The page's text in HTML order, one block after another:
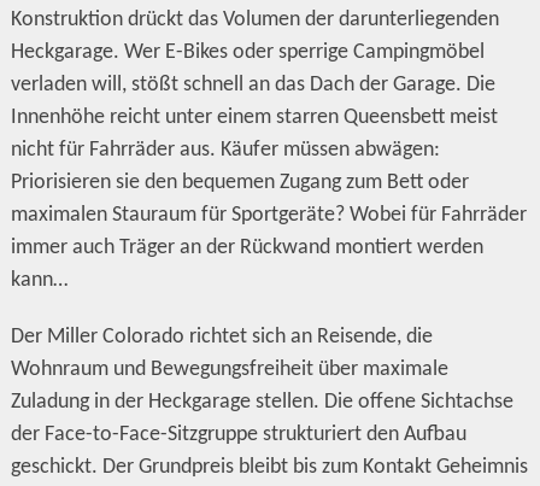
Konstruktion drückt das Volumen der darunterliegenden
Heckgarage. Wer E-Bikes oder sperrige Campingmöbel
verladen will, stößt schnell an das Dach der Garage. Die
Innenhöhe reicht unter einem starren Queensbett meist
nicht für Fahrräder aus. Käufer müssen abwägen:
Priorisieren sie den bequemen Zugang zum Bett oder
maximalen Stauraum für Sportgeräte? Wobei für Fahrräder
immer auch Träger an der Rückwand montiert werden
kann…
Der Miller Colorado richtet sich an Reisende, die
Wohnraum und Bewegungsfreiheit über maximale
Zuladung in der Heckgarage stellen. Die offene Sichtachse
der Face-to-Face-Sitzgruppe strukturiert den Aufbau
geschickt. Der Grundpreis bleibt bis zum Kontakt Geheimnis